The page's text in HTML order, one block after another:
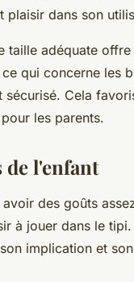
dans son
taille adéquate
qui concerne les
Cela
les parents.
de l'enfant
des goûts
à jouer dans le
implication et